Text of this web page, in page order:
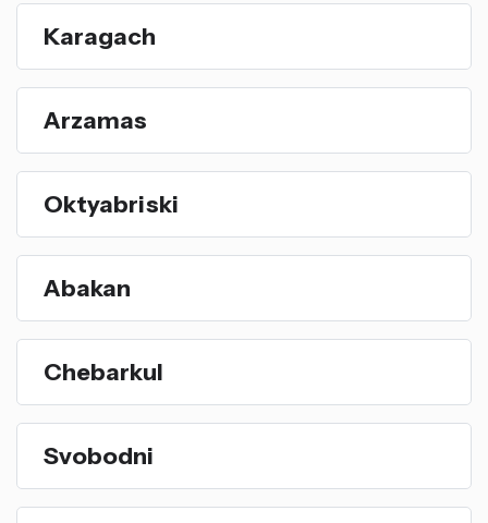
Karagach
Arzamas
Oktyabriski
Abakan
Chebarkul
Svobodni